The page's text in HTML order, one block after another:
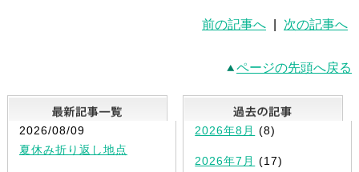
前の記事へ 次の記事へ
ページの先頭へ戻る
最新記事一覧
2026/08/09
夏休み折り返し地点
2026年8月 (8)
2026年7月 (17)